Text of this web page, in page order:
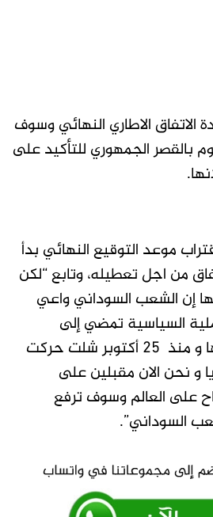
الاتفاق الاطاري النهائي وسوف
بالقصر الجمهوري للتأكيد على
موعد التوقيع النهائي بدأ
من اجل تعطيله، وتابع “لكن
إن الشعب السوداني واعي
السياسية تمضي إلى
نهاياتها كما خطط لها و منذ 25 أكتوبر شلت حركت
و نحن الان مقبلين على
على العالم وسوف ترفع
السوداني”.